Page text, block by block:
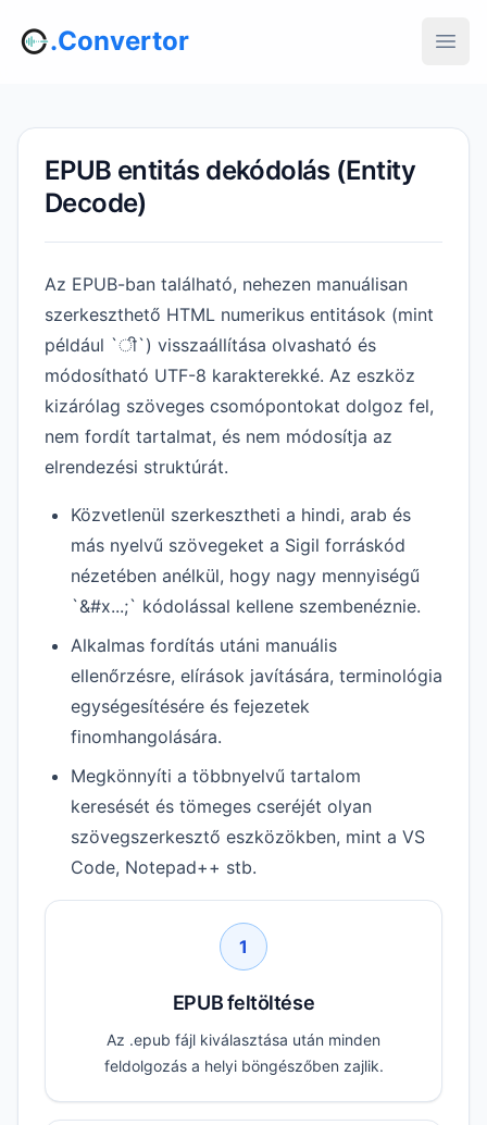
.Convertor
EPUB entitás dekódolás (Entity
Decode)
Az EPUB-ban található, nehezen manuálisan
szerkeszthető HTML numerikus entitások (mint
például `ी`) visszaállítása olvasható és
módosítható UTF-8 karakterekké. Az eszköz
kizárólag szöveges csomópontokat dolgoz fel,
nem fordít tartalmat, és nem módosítja az
elrendezési struktúrát.
Közvetlenül szerkesztheti a hindi, arab és
más nyelvű szövegeket a Sigil forráskód
nézetében anélkül, hogy nagy mennyiségű
`&#x...;` kódolással kellene szembenéznie.
Alkalmas fordítás utáni manuális
ellenőrzésre, elírások javítására, terminológia
egységesítésére és fejezetek
finomhangolására.
Megkönnyíti a többnyelvű tartalom
keresését és tömeges cseréjét olyan
szövegszerkesztő eszközökben, mint a VS
Code, Notepad++ stb.
1
EPUB feltöltése
Az .epub fájl kiválasztása után minden
feldolgozás a helyi böngészőben zajlik.